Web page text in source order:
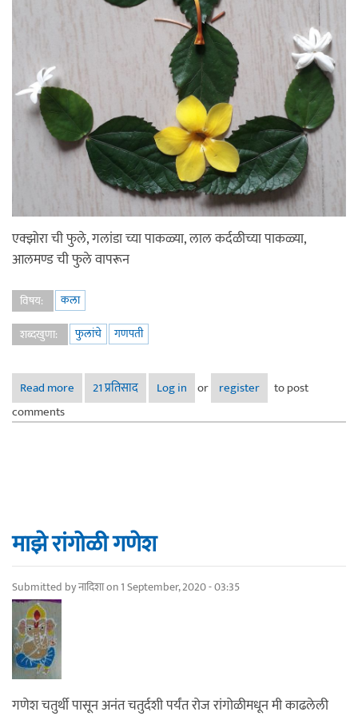
एक्झोरा ची फुले, गलांडा च्या पाकळ्या, लाल कर्दळीच्या पाकळ्या,
आलमण्ड ची फुले वापरून
विषय:
कला
शब्दखुणा:
फुलांचे गणपती
Read more about माझे पुष्पगणेश
21 प्रतिसाद Log in or register
to post
comments
माझे रांगोळी गणेश
Submitted byनादिशाon 1 September, 2020 - 03:35
गणेश चतुर्थी पासून अनंत चतुर्दशी पर्यंत रोज रांगोळीमधून मी काढलेली